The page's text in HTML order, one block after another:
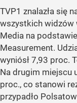
TVP1 znalazła się
wszystkich widzów
Media na
Measurement.
wyniósł 7,93 proc.
Na drugim miejscu
proc., co stanowi
przypadło